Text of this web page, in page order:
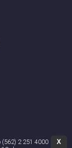
(562) 2 251 4000
X